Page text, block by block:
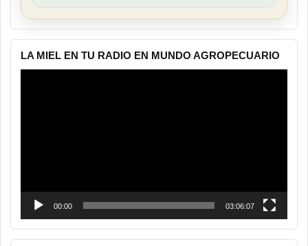
LA MIEL EN TU RADIO EN MUNDO AGROPECUARIO
00:00 03:06:07